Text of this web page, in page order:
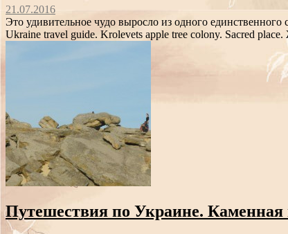
21.07.2016
Это удивительное чудо выросло из одного
Ukraine travel guide. Krolevets apple tree colony. Sacred
Путешествия по Украине. Каменная